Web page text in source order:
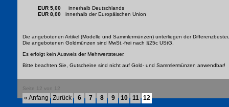
EUR 5,00 innerhalb Deutschlands
EUR 8,00
innerhalb der Europäischen Union
Die angebotenen Artikel (Modelle und Sammlermünzen) unterliegen der
Die angebotenen Goldmünzen sind MwSt.-frei nach §25c UStG.
Es erfolgt kein Ausweis der Mehrwertsteuer.
Bitte beachten Sie, Gutscheine sind nicht auf Gold- und Sammlermünzen anwendbar!
Seite 12 von 12
« Anfang Zurück 6 7 8 9 10 11 12